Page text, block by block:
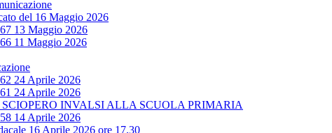
del 16 Maggio 2026
13 Maggio 2026
11 Maggio 2026
24 Aprile 2026
24 Aprile 2026
INVALSI ALLA SCUOLA PRIMARIA
14 Aprile 2026
16 Aprile 2026 ore 17.30